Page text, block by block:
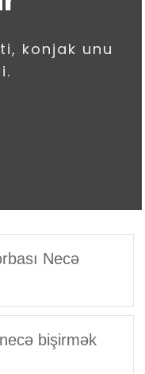
konjak unu
Necə
bişirmək